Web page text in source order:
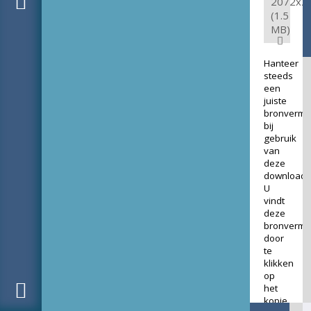
(1.5
MB)
Hanteer
steeds
een
juiste
bij
gebruik
van
deze
download.
U
vindt
deze
door
te
klikken
op
het
kopje